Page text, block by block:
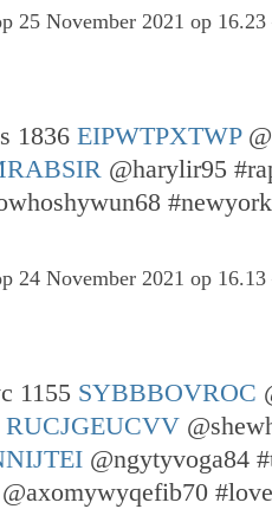
25 November 2021 op
1836 EIPWTPXTWP
@harylir95
24 November 2021 op
1155 SYBBBOVROC
RUCJGEUCVV
@ngytyvoga84
@axomywyqefib70